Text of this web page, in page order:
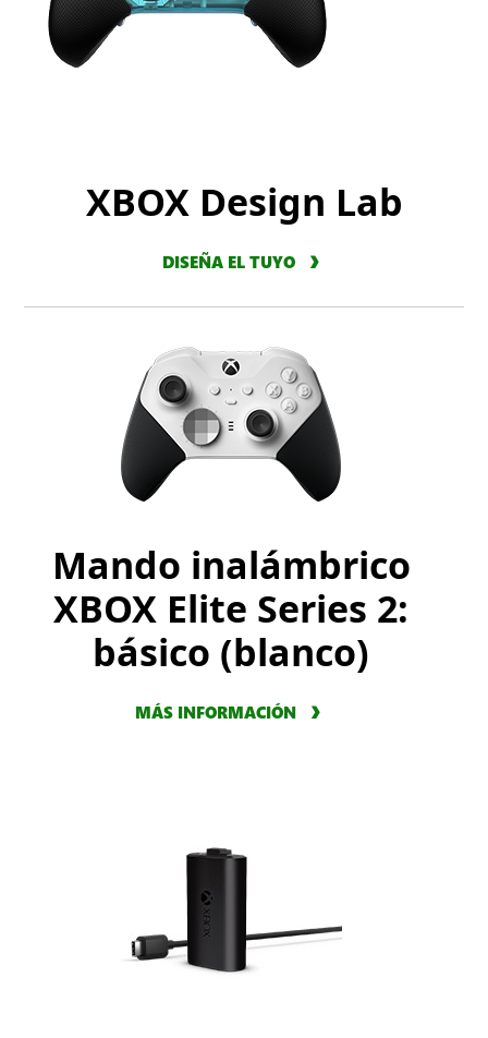
XBOX Design Lab
DISEÑA EL TUYO
Mando inalámbrico
XBOX Elite Series 2:
básico (blanco)
MÁS INFORMACIÓN